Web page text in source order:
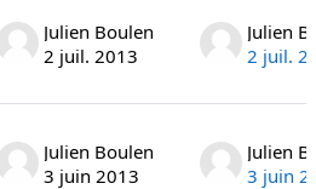
Julien Boulen
2 juil. 2013
Julien
2 juil.
Julien Boulen
3 juin 2013
Julien
3 juin